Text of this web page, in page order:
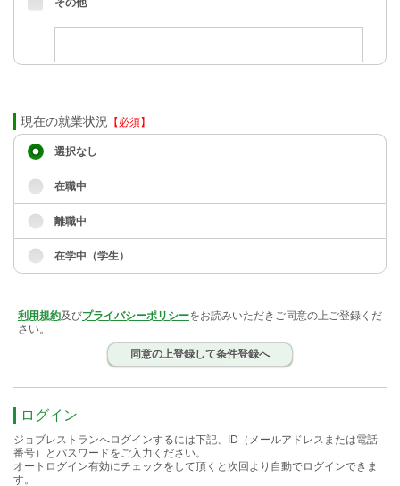
現在の就業状況 【必須】
選択なし
在職中
離職中
在学中（学生）
利用規約及びプライバシーポリシーをお読みいただきご同意の上ご登録くだ
さい。
同意の上登録して条件登録へ
ログイン
ジョブレストランへログインするには下記、ID（メールアドレスまたは電話
番号）とパスワードをご入力ください。
オートログイン有効にチェックをして頂くと次回より自動でログインできま
す。